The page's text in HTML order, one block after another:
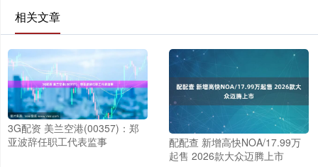
相关文章
3G配资 美兰空港(00357)：郑
亚波辞任职工代表监事
配配查 新增高快NOA/17.99万
起售 2026款大众迈腾上市